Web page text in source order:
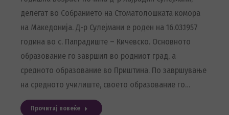
делегат во Собранието на Стоматолошката комора
на Македонија. Д-р Сулејмани е роден на 16.03.1957
година во с. Папрадиште – Кичевско. Основното
образование го завршил во родниот град, а
средното образование во Приштина. По завршување
на средното училиште, своето образование го…
Прочитај повеќе